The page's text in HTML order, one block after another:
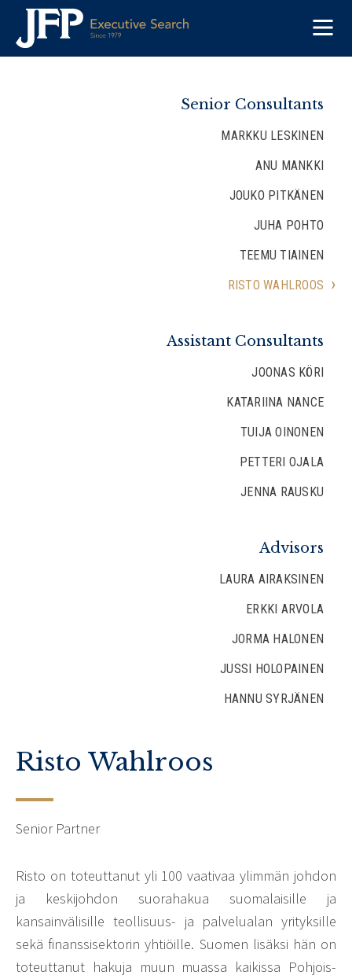
Skip
content
Senior Consultants
MARKKU LESKINEN
ANU MANKKI
JOUKO PITKÄNEN
JUHA POHTO
TEEMU TIAINEN
RISTO WAHLROOS
Assistant Consultants
JOONAS KÖRI
KATARIINA NANCE
TUIJA OINONEN
PETTERI OJALA
JENNA RAUSKU
Advisors
LAURA AIRAKSINEN
ERKKI ARVOLA
JORMA HALONEN
JUSSI HOLOPAINEN
HANNU SYRJÄNEN
Risto Wahlroos
Senior Partner
Risto on toteut­tanut yli 100 vaativaa ylimmän johdon
ja keski­johdon suora­hakua suomalaisille ja
kansainvälisille teol­li­suus- ja palve­lualan yrityk­sille
sekä finans­si­sek­to­rin yhtiöille. Suomen lisäksi hän on
toteut­tanut hakuja muun muassa kaikissa Pohjois­